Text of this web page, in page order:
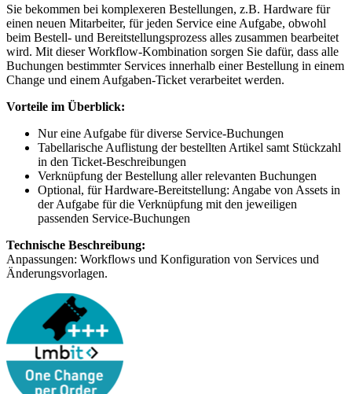
Sie bekommen bei komplexeren Bestellungen, z.B. Hardware für
einen neuen Mitarbeiter, für jeden Service eine Aufgabe, obwohl
beim Bestell- und Bereitstellungsprozess alles zusammen bearbeitet
wird. Mit dieser Workflow-Kombination sorgen Sie dafür, dass alle
Buchungen bestimmter Services innerhalb einer Bestellung in einem
Change und einem Aufgaben-Ticket verarbeitet werden.
Vorteile im Überblick:
Nur eine Aufgabe für diverse Service-Buchungen
Tabellarische Auflistung der bestellten Artikel samt Stückzahl
in den Ticket-Beschreibungen
Verknüpfung der Bestellung aller relevanten Buchungen
Optional, für Hardware-Bereitstellung: Angabe von Assets in
der Aufgabe für die Verknüpfung mit den jeweiligen
passenden Service-Buchungen
Technische Beschreibung:
Anpassungen: Workflows und Konfiguration von Services und
Änderungsvorlagen.